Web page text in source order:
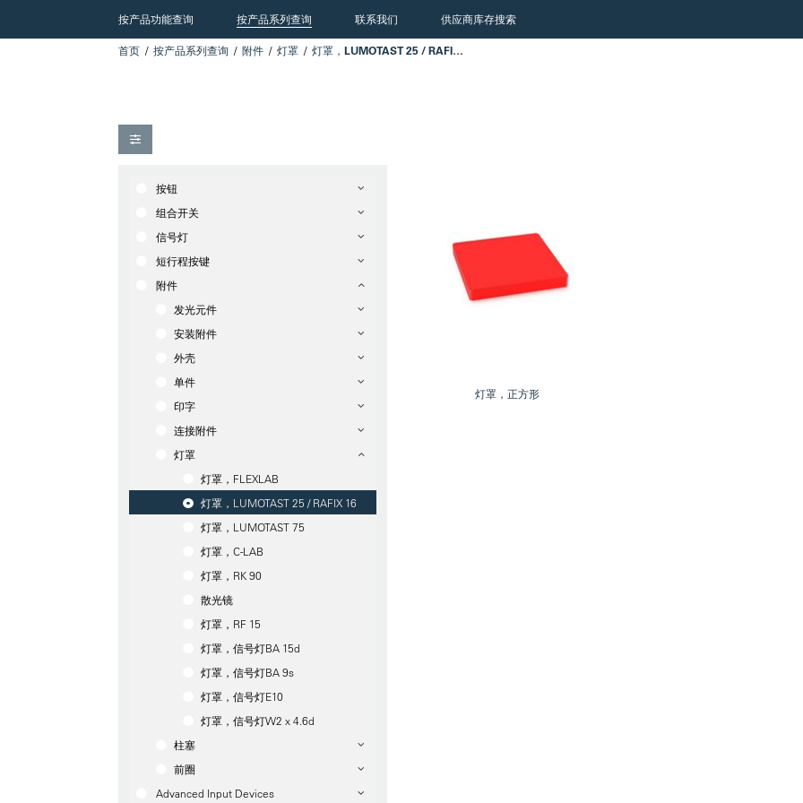
按产品功能查询 按产品系列查询 联系我们 供应商库存搜索
首页 按产品系列查询 附件 灯罩 灯罩，LUMOTAST 25 / RAFIX 16
按钮
组合开关
信号灯
短行程按键
附件
发光元件
安装附件
外壳
单件
印字
连接附件
灯罩
灯罩，FLEXLAB
灯罩，LUMOTAST 25 / RAFIX 16
灯罩，LUMOTAST 75
灯罩，C-LAB
灯罩，RK 90
散光镜
灯罩，RF 15
灯罩，信号灯BA 15d
灯罩，信号灯BA 9s
灯罩，信号灯E10
灯罩，信号灯W2 x 4.6d
柱塞
前圈
Advanced Input Devices
灯罩，正方形